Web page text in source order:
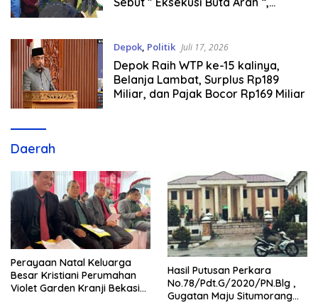
Depok, Politik Juli 17, 2026
Depok Raih WTP ke-15 kalinya,
Belanja Lambat, Surplus Rp189
Miliar, dan Pajak Bocor Rp169 Miliar
Daerah
Perayaan Natal Keluarga
Besar Kristiani Perumahan
Violet Garden Kranji Bekasi
Hasil Putusan Perkara
No.78/Pdt.G/2020/PN.Blg ,
Gugatan Maju Situmorang